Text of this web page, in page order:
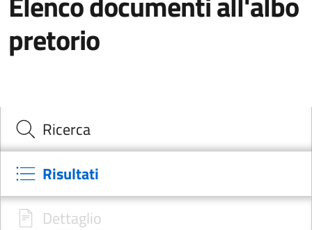
pretorio
Ricerca
Risultati
Dettaglio